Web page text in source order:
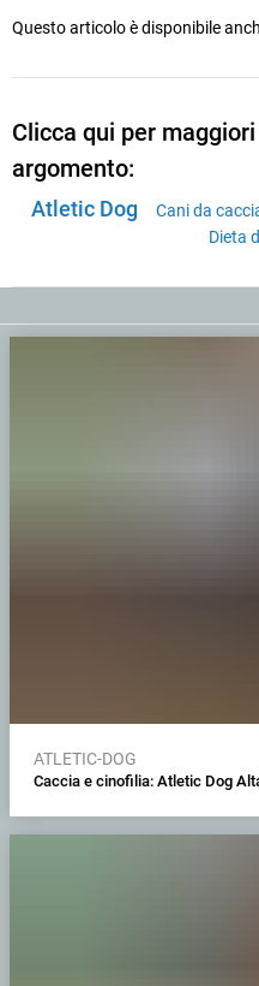
Questo articolo è disponibile
Clicca qui per
argomento:
Atletic Dog Cani da
Dieta
ATLETIC-DOG
Caccia e cinofilia: Atletic Dog